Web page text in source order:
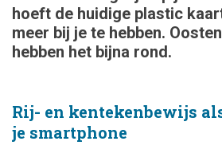
hoeft de huidige plastic
meer bij je te hebben.
hebben het bijna rond.
Rij- en kentekenbewijs
je smartphone